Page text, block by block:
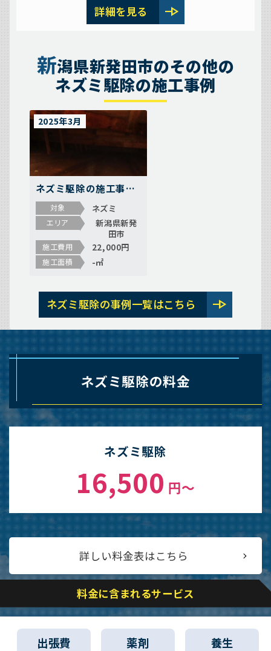
詳細を見る line_end_arrow
新潟県新発田市のその他の
ネズミ駆除の施工事例
ネズミ駆除の施工事例
（新潟県新発田市五十
公野）
対象 ネズミ
エリア
新潟県新発
田市
施工費用 22,000円
施工面積 -㎡
2025年3月
ネズミ駆除の事例一覧はこちら line_end_arrow
ネズミ駆除の料金
ネズミ駆除
16,500 円〜
詳しい料金表はこちら
料金に含まれるサービス
出張費 薬剤 養生